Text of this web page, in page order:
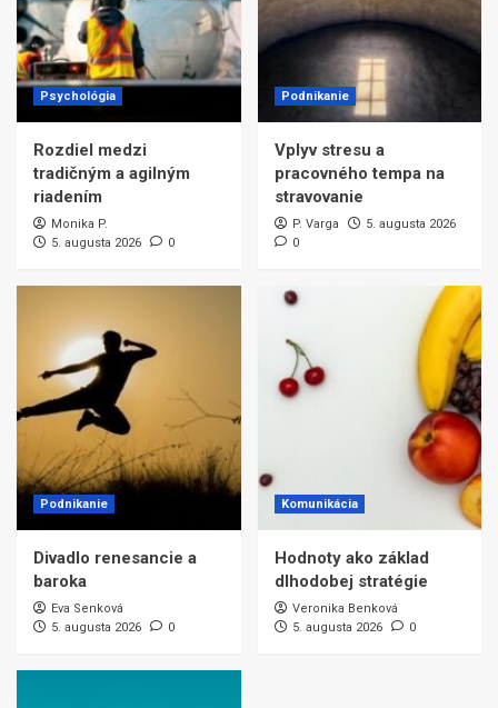
Psychológia
Rozdiel medzi
tradičným a agilným
riadením
Monika P.
5. augusta 2026
0
Podnikanie
Vplyv stresu a
pracovného tempa na
stravovanie
P. Varga
5. augusta 2026
0
Podnikanie
Divadlo renesancie a
baroka
Eva Senková
5. augusta 2026
0
Komunikácia
Hodnoty ako základ
dlhodobej stratégie
Veronika Benková
5. augusta 2026
0